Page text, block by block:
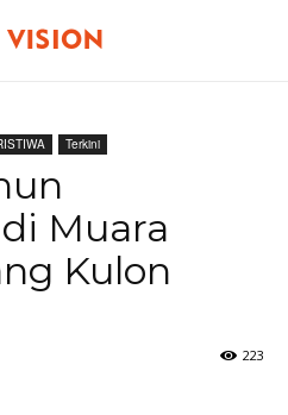
Terkini
Muara
Kulon
223